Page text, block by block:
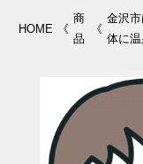
HOME 《
商
品
《
金沢
体に